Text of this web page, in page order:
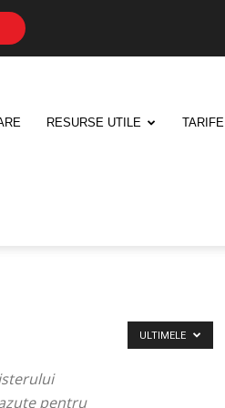
RESURSE UTILE TARIFE
pentru
ULTIMELE